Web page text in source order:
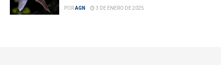
PORAGN 3 DE ENERO DE 2025